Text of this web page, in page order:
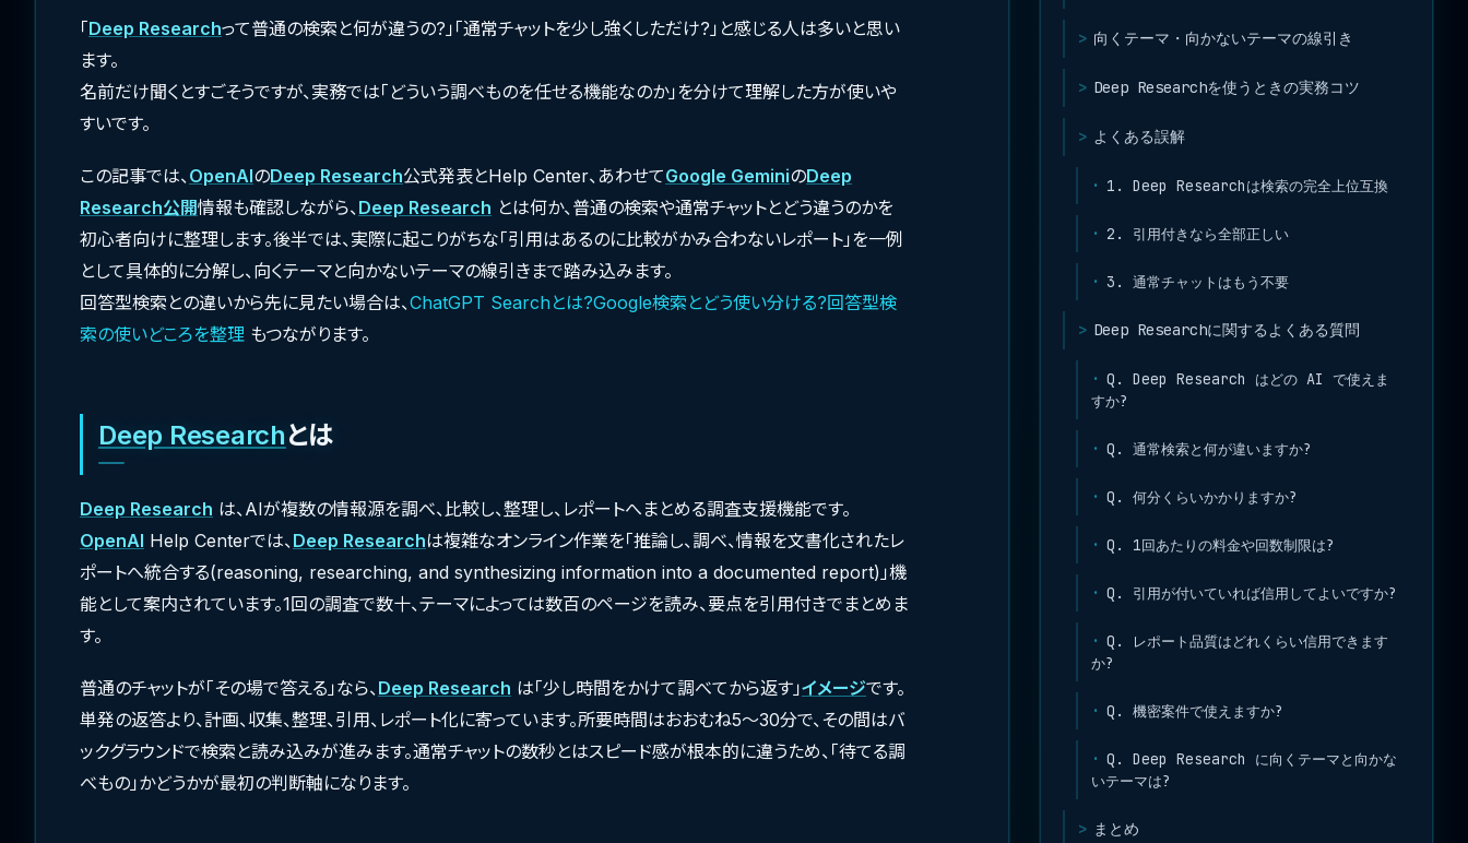
「Deep Researchって普通の検索と何が違うの?」「通常チャットを少し強くしただけ?」と感じる人は多いと思い
ます。
名前だけ聞くとすごそうですが、実務では「どういう調べものを任せる機能なのか」を分けて理解した方が使いや
すいです。
この記事では、 OpenAIのDeep Research公式発表とHelp Center、あわせてGoogle GeminiのDeep
Research公開情報も確認しながら、 Deep Research とは何か、普通の検索や通常チャットとどう違うのかを
初心者向けに整理します。後半では、実際に起こりがちな「引用はあるのに比較がかみ合わないレポート」を一例
として具体的に分解し、向くテーマと向かないテーマの線引きまで踏み込みます。
回答型検索との違いから先に見たい場合は、ChatGPT Searchとは?Google検索とどう使い分ける?回答型検
索の使いどころを整理 もつながります。
Deep Researchとは
Deep Research は、AIが複数の情報源を調べ、比較し、整理し、レポートへまとめる調査支援機能です。
OpenAI Help Centerでは、 Deep Researchは複雑なオンライン作業を「推論し、調べ、情報を文書化されたレ
ポートへ統合する(reasoning, researching, and synthesizing information into a documented report)」機
能として案内されています。1回の調査で数十、テーマによっては数百のページを読み、要点を引用付きでまとめま
す。
普通のチャットが「その場で答える」なら、 Deep Research は「少し時間をかけて調べてから返す」イメージです。
単発の返答より、計画、収集、整理、引用、レポート化に寄っています。所要時間はおおむね5〜30分で、その間はバ
ックグラウンドで検索と読み込みが進みます。通常チャットの数秒とはスピード感が根本的に違うため、「待てる調
べもの」かどうかが最初の判断軸になります。
向くテーマ・向かないテーマの線引き
Deep Researchを使うときの実務コツ
よくある誤解
1. Deep Researchは検索の完全上位互換
2. 引用付きなら全部正しい
3. 通常チャットはもう不要
Deep Researchに関するよくある質問
Q. Deep Research はどの AI で使えま
すか?
Q. 通常検索と何が違いますか?
Q. 何分くらいかかりますか?
Q. 1回あたりの料金や回数制限は?
Q. 引用が付いていれば信用してよいですか?
Q. レポート品質はどれくらい信用できます
か?
Q. 機密案件で使えますか?
Q. Deep Research に向くテーマと向かな
いテーマは?
まとめ